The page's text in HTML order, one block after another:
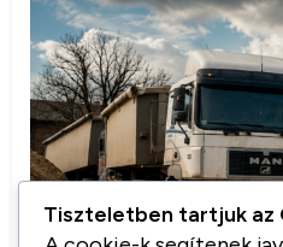
Tiszteletben tartjuk az